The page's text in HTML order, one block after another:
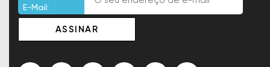
E-Mail: